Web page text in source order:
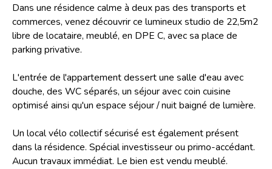
Dans une résidence calme à deux pas des transports et
commerces, venez découvrir ce lumineux studio de 22,5m2
libre de locataire, meublé, en DPE C, avec sa place de
parking privative.
L'entrée de l'appartement dessert une salle d'eau avec
douche, des WC séparés, un séjour avec coin cuisine
optimisé ainsi qu'un espace séjour / nuit baigné de lumière.
Un local vélo collectif sécurisé est également présent
dans la résidence. Spécial investisseur ou primo-accédant.
Aucun travaux immédiat. Le bien est vendu meublé.